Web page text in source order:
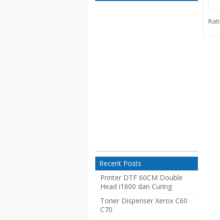
Recent Posts
Printer DTF 60CM Double
Head i1600 dan Curing
Toner Dispenser Xerox C60
C70